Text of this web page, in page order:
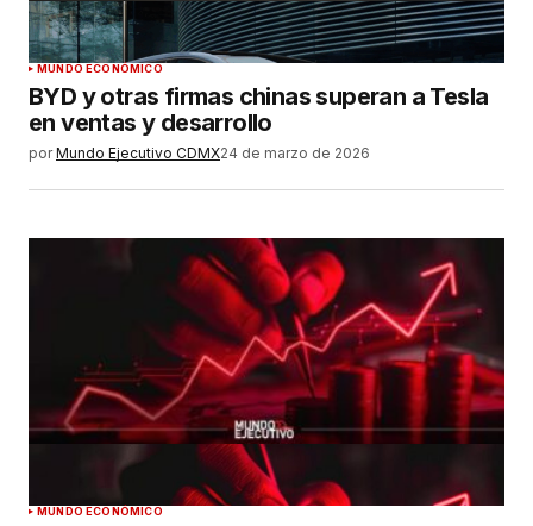
MUNDO ECONÓMICO
BYD y otras firmas chinas superan a Tesla
en ventas y desarrollo
por Mundo Ejecutivo CDMX24 de marzo de 2026
MUNDO ECONÓMICO